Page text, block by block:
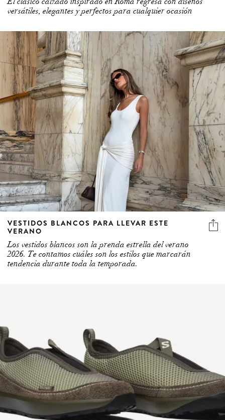
VESTIDOS BLANCOS PARA LLEVAR ESTE
VERANO
Los vestidos blancos son la prenda estrella del verano
2026. Te contamos cuáles son los estilos que marcarán
tendencia durante toda la temporada.